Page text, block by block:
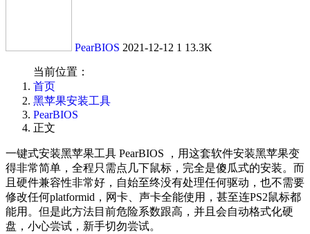
PearBIOS 2021-12-12 1 13.3K
当前位置：
首页
黑苹果安装工具
PearBIOS
正文
一键式安装黑苹果工具 PearBIOS ，用这套软件安装黑苹果变
得非常简单，全程只需点几下鼠标，完全是傻瓜式的安装。而
且硬件兼容性非常好，自始至终没有处理任何驱动，也不需要
修改任何platformid，网卡、声卡全能使用，甚至连PS2鼠标都
能用。但是此方法目前危险系数跟高，并且会自动格式化硬
盘，小心尝试，新手切勿尝试。